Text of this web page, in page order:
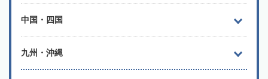
中国・四国
九州・沖縄